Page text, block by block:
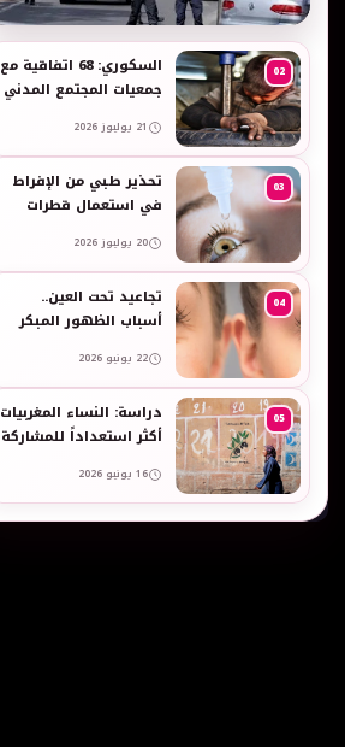
به
02
السكوري: 68 اتفاقية مع
جمعيات المجتمع المدني
والنساء في العمل
21 يوليوز 2026
03
تحذير طبي من الإفراط
في استعمال قطرات
المضيقة للأوعية
20 يوليوز 2026
04
تجاعيد تحت العين..
أسباب الظهور المبكر
بالبشرة الحساسة -
taroudant press
22 يونيو 2026
05
دراسة: النساء المغربيات
أكثر استعداداً للمشاركة
بالرجال
16 يونيو 2026